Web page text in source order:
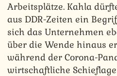
Arbeitsplätze. Kahla
aus DDR-Zeiten ein
sich das Unternehmen
über die Wende hinaus
während der Corona-
wirtschaftliche